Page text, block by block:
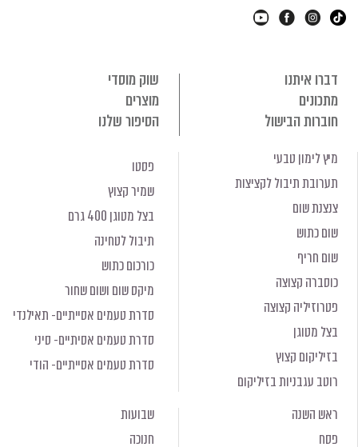
דברו איתנו
שוק מוסדי
מתכונים
מוצרים
חוברות הבישול
הסיפור שלנו
מיץ לימון טבעי
תערובת תיבול לקציצות
צנצנת שום
שום כתוש
שום חריף
כוסברה קצוצה
פטרוזיליה קצוצה
בצל מטוגן
בזיליקום קצוץ
רוטב עגבניות בזיליקום
פסטו
שמיר קצוץ
בצל מטוגן 400 גרם
תיבול לטחינה
כורכום כתוש
מיקס שום ושום שחור
סדרת טעמים אסייתיים- תאילנדי
סדרת טעמים אסיתיים- סיני
סדרת טעמים אסייתיים- הודי
ראש השנה
פסח
שבועות
חנוכה